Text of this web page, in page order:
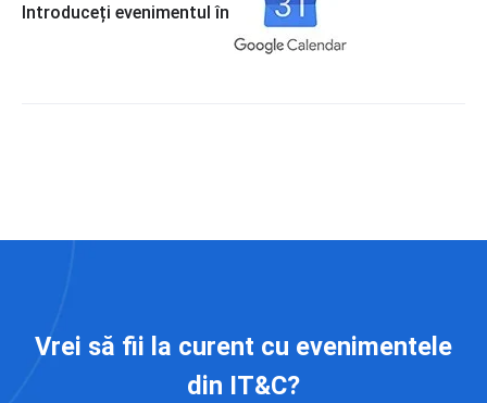
Introduceți evenimentul în
Vrei să fii la curent cu evenimentele
din IT&C?